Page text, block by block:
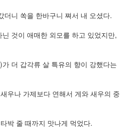
더니 쏙을 한바구니 쪄서 내 오셨다.
것이 애매한 외모를 하고 있었지만,
더 갑각류 살 특유의 향이 강했다는
우나 가제보다 연해서 게와 새우의 중
박 줄 때까지 맛나게 먹었다.